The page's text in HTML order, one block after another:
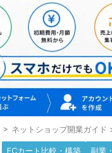
> ネットショップ開業ガイド
ECカート比較・構築 副業